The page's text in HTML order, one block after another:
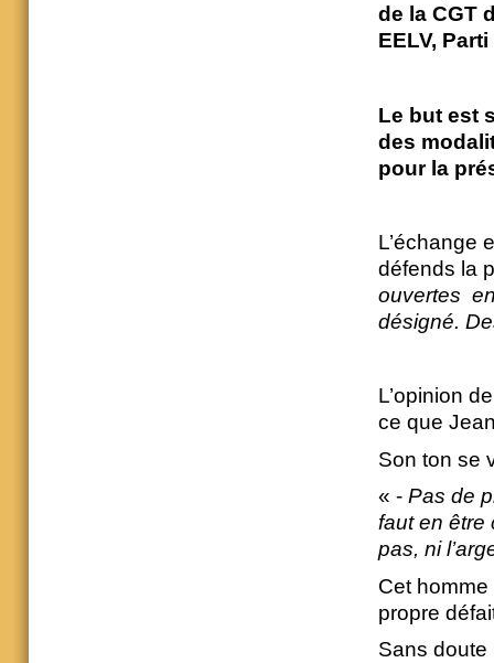
de la CGT
EELV,
Le but est
des
pour la
L’échange
défends la
ouvertes
désigné.
L’opinion
ce que
Son ton se
« - Pas de
faut en être
pas, ni
Cet
propre
Sans doute